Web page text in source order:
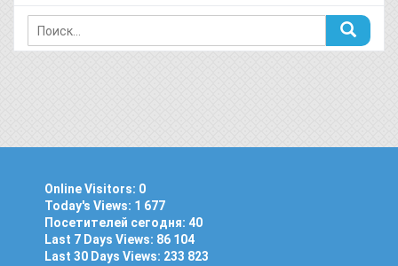
Online Visitors: 0
Today's Views: 1 677
Посетителей сегодня: 40
Last 7 Days Views: 86 104
Last 30 Days Views: 233 823